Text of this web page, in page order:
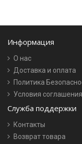
Информация
О нас
Доставка и оплата
Политика
Условия соглашения
Служба поддержки
Контакты
Возврат товара